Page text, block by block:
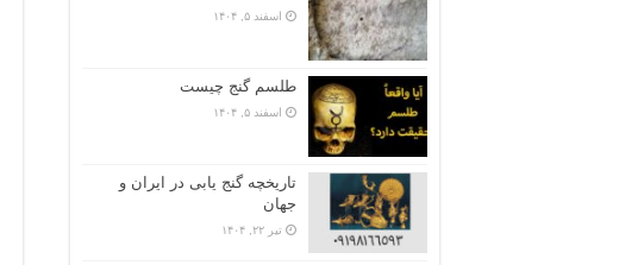
اسفند ۵, ۱۴۰۴
طلسم گنج چیست
اسفند ۵, ۱۴۰۴
تاریخچه گنج‌ یابی در ایران و
جهان
تیر ۲۲, ۱۴۰۴